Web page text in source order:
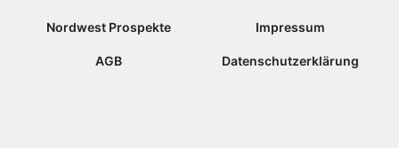
Nordwest Prospekte Impressum
AGB Datenschutzerklärung